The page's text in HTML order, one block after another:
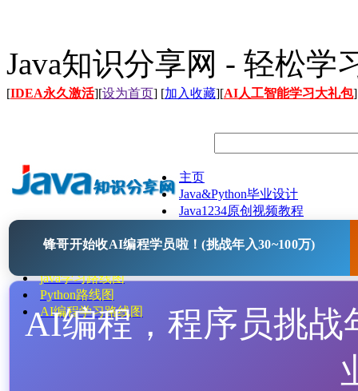
Java知识分享网 - 轻松学
[IDEA永久激活][设为首页] [加入收藏][AI人工智能学习大礼包]
主页
Java&Python毕业设计
Java1234原创视频教程
Java开源项目
java学习路线图
Python路线图
AI编程学习路线图
锋哥开始收AI编程学员啦！(挑战年入30~100万)
AI编程，程序员挑战